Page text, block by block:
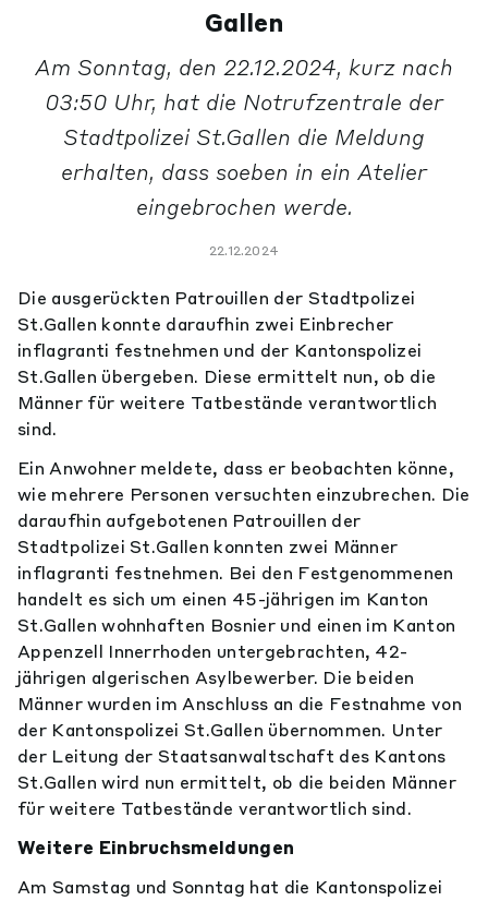
Gallen
Am Sonntag, den 22.12.2024, kurz nach
03:50 Uhr, hat die Notrufzentrale der
Stadtpolizei St.Gallen die Meldung
erhalten, dass soeben in ein Atelier
eingebrochen werde.
22.12.2024
Die ausgerückten Patrouillen der Stadtpolizei
St.Gallen konnte daraufhin zwei Einbrecher
inflagranti festnehmen und der Kantonspolizei
St.Gallen übergeben. Diese ermittelt nun, ob die
Männer für weitere Tatbestände verantwortlich
sind.
Ein Anwohner meldete, dass er beobachten könne,
wie mehrere Personen versuchten einzubrechen. Die
daraufhin aufgebotenen Patrouillen der
Stadtpolizei St.Gallen konnten zwei Männer
inflagranti festnehmen. Bei den Festgenommenen
handelt es sich um einen 45-jährigen im Kanton
St.Gallen wohnhaften Bosnier und einen im Kanton
Appenzell Innerrhoden untergebrachten, 42-
jährigen algerischen Asylbewerber. Die beiden
Männer wurden im Anschluss an die Festnahme von
der Kantonspolizei St.Gallen übernommen. Unter
der Leitung der Staatsanwaltschaft des Kantons
St.Gallen wird nun ermittelt, ob die beiden Männer
für weitere Tatbestände verantwortlich sind.
Weitere Einbruchsmeldungen
Am Samstag und Sonntag hat die Kantonspolizei